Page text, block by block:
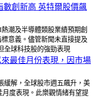
數創新高 英特爾股價飆
潮及半導體類股業績預期創
意義。儘管新聞未直接提及
全球科技股的強勁表現
最佳月份表現，因市場
緩解，全球股市週五飆升，美
度表現。此樂觀情緒有望提